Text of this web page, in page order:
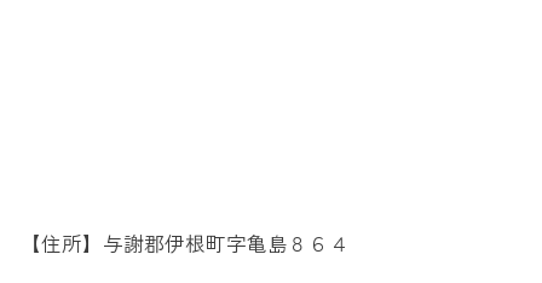
【住所】与謝郡伊根町字亀島８６４